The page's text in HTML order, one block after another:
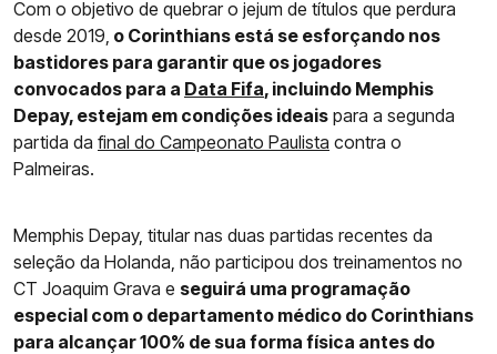
Com o objetivo de quebrar o jejum de títulos que perdura
desde 2019, o Corinthians está se esforçando nos
bastidores para garantir que os jogadores
convocados para a Data Fifa, incluindo Memphis
Depay, estejam em condições ideais para a segunda
partida da final do Campeonato Paulista contra o
Palmeiras.
Memphis Depay, titular nas duas partidas recentes da
seleção da Holanda, não participou dos treinamentos no
CT Joaquim Grava e seguirá uma programação
especial com o departamento médico do Corinthians
para alcançar 100% de sua forma física antes do